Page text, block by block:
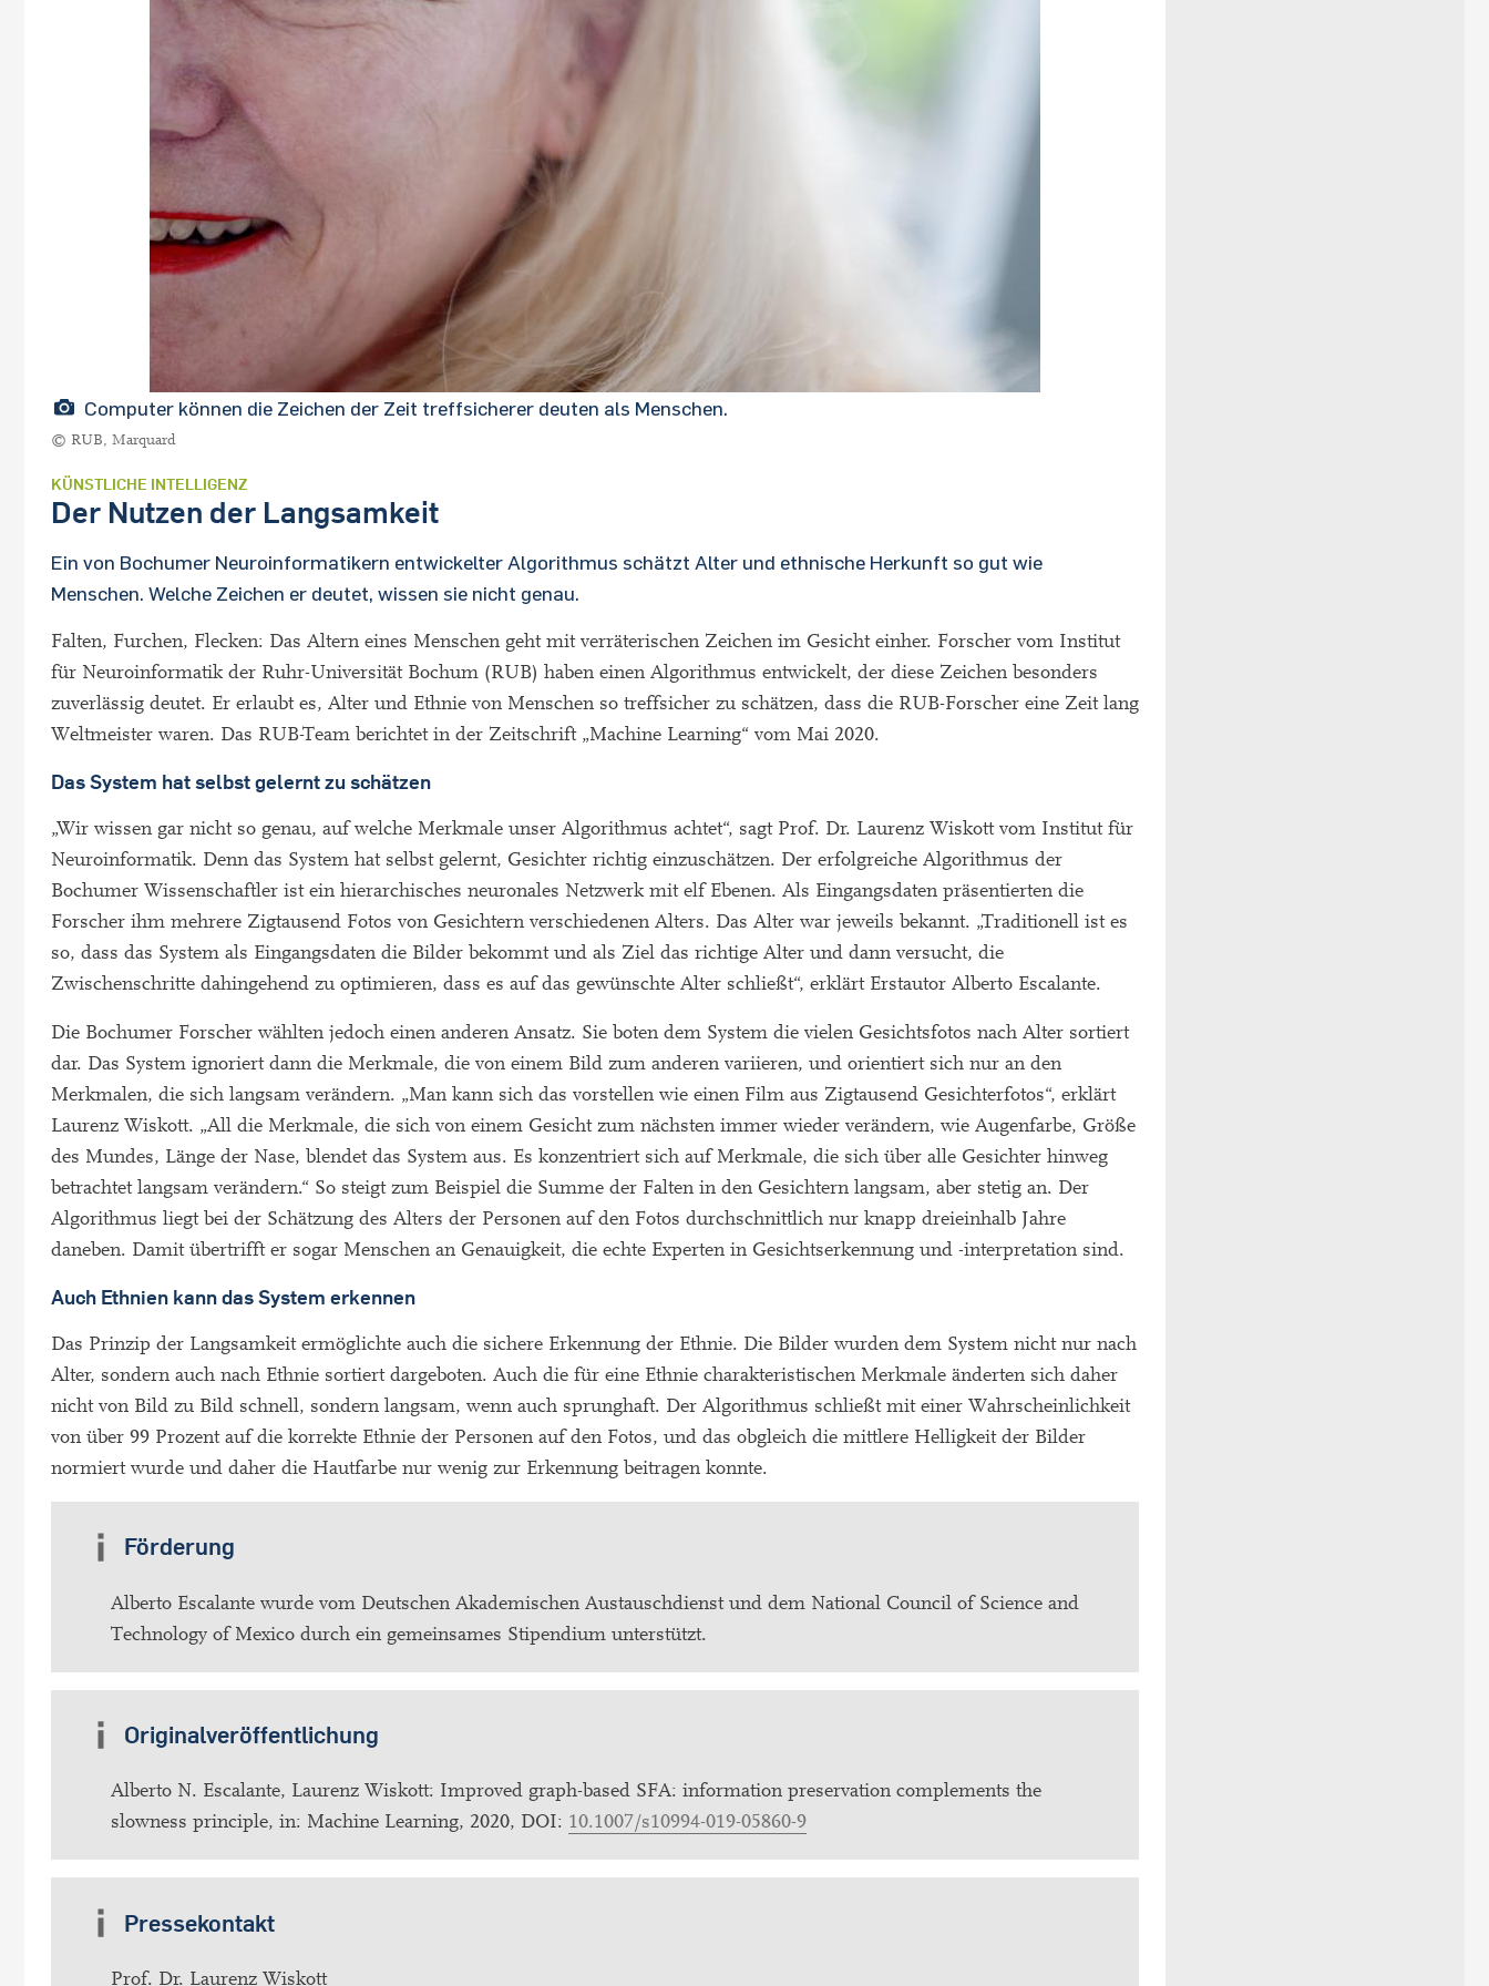
Computer können die Zeichen der Zeit treffsicherer deuten als Menschen.
© RUB, Marquard
KÜNSTLICHE INTELLIGENZ
Der Nutzen der Langsamkeit
Ein von Bochumer Neuroinformatikern entwickelter Algorithmus schätzt Alter und ethnische Herkunft so gut wie
Menschen. Welche Zeichen er deutet, wissen sie nicht genau.
Falten, Furchen, Flecken: Das Altern eines Menschen geht mit verräterischen Zeichen im Gesicht einher. Forscher vom Institut
für Neuroinformatik der Ruhr-Universität Bochum (RUB) haben einen Algorithmus entwickelt, der diese Zeichen besonders
zuverlässig deutet. Er erlaubt es, Alter und Ethnie von Menschen so treffsicher zu schätzen, dass die RUB-Forscher eine Zeit lang
Weltmeister waren. Das RUB-Team berichtet in der Zeitschrift „Machine Learning“ vom Mai 2020.
Das System hat selbst gelernt zu schätzen
„Wir wissen gar nicht so genau, auf welche Merkmale unser Algorithmus achtet“, sagt Prof. Dr. Laurenz Wiskott vom Institut für
Neuroinformatik. Denn das System hat selbst gelernt, Gesichter richtig einzuschätzen. Der erfolgreiche Algorithmus der
Bochumer Wissenschaftler ist ein hierarchisches neuronales Netzwerk mit elf Ebenen. Als Eingangsdaten präsentierten die
Forscher ihm mehrere Zigtausend Fotos von Gesichtern verschiedenen Alters. Das Alter war jeweils bekannt. „Traditionell ist es
so, dass das System als Eingangsdaten die Bilder bekommt und als Ziel das richtige Alter und dann versucht, die
Zwischenschritte dahingehend zu optimieren, dass es auf das gewünschte Alter schließt“, erklärt Erstautor Alberto Escalante.
Die Bochumer Forscher wählten jedoch einen anderen Ansatz. Sie boten dem System die vielen Gesichtsfotos nach Alter sortiert
dar. Das System ignoriert dann die Merkmale, die von einem Bild zum anderen variieren, und orientiert sich nur an den
Merkmalen, die sich langsam verändern. „Man kann sich das vorstellen wie einen Film aus Zigtausend Gesichterfotos“, erklärt
Laurenz Wiskott. „All die Merkmale, die sich von einem Gesicht zum nächsten immer wieder verändern, wie Augenfarbe, Größe
des Mundes, Länge der Nase, blendet das System aus. Es konzentriert sich auf Merkmale, die sich über alle Gesichter hinweg
betrachtet langsam verändern.“ So steigt zum Beispiel die Summe der Falten in den Gesichtern langsam, aber stetig an. Der
Algorithmus liegt bei der Schätzung des Alters der Personen auf den Fotos durchschnittlich nur knapp dreieinhalb Jahre
daneben. Damit übertrifft er sogar Menschen an Genauigkeit, die echte Experten in Gesichtserkennung und -interpretation sind.
Auch Ethnien kann das System erkennen
Das Prinzip der Langsamkeit ermöglichte auch die sichere Erkennung der Ethnie. Die Bilder wurden dem System nicht nur nach
Alter, sondern auch nach Ethnie sortiert dargeboten. Auch die für eine Ethnie charakteristischen Merkmale änderten sich daher
nicht von Bild zu Bild schnell, sondern langsam, wenn auch sprunghaft. Der Algorithmus schließt mit einer Wahrscheinlichkeit
von über 99 Prozent auf die korrekte Ethnie der Personen auf den Fotos, und das obgleich die mittlere Helligkeit der Bilder
normiert wurde und daher die Hautfarbe nur wenig zur Erkennung beitragen konnte.
Förderung
Alberto Escalante wurde vom Deutschen Akademischen Austauschdienst und dem National Council of Science and
Technology of Mexico durch ein gemeinsames Stipendium unterstützt.
Originalveröffentlichung
Alberto N. Escalante, Laurenz Wiskott: Improved graph-based SFA: information preservation complements the
slowness principle, in: Machine Learning, 2020, DOI: 10.1007/s10994-019-05860-9
Pressekontakt
Prof. Dr. Laurenz Wiskott